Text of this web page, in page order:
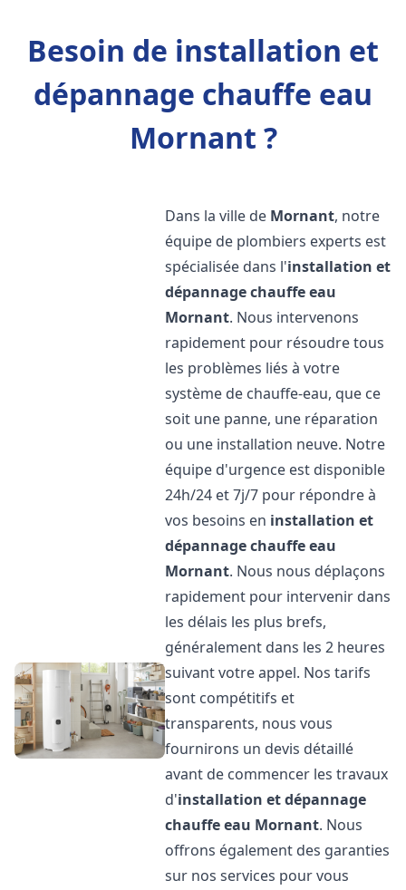
Besoin de installation et
dépannage chauffe eau
Mornant ?
Dans la ville de Mornant, notre
équipe de plombiers experts est
spécialisée dans l'installation et
dépannage chauffe eau
Mornant. Nous intervenons
rapidement pour résoudre tous
les problèmes liés à votre
système de chauffe-eau, que ce
soit une panne, une réparation
ou une installation neuve. Notre
équipe d'urgence est disponible
24h/24 et 7j/7 pour répondre à
vos besoins en installation et
dépannage chauffe eau
Mornant. Nous nous déplaçons
rapidement pour intervenir dans
les délais les plus brefs,
généralement dans les 2 heures
suivant votre appel. Nos tarifs
sont compétitifs et
transparents, nous vous
fournirons un devis détaillé
avant de commencer les travaux
d'installation et dépannage
chauffe eau Mornant. Nous
offrons également des garanties
sur nos services pour vous